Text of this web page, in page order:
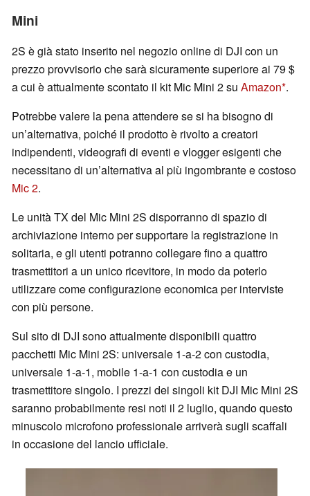
Mini
2S è già stato inserito nel negozio online di DJI con un
prezzo provvisorio che sarà sicuramente superiore ai 79 $
a cui è attualmente scontato il kit Mic Mini 2 su Amazon .
Potrebbe valere la pena attendere se si ha bisogno di
un’alternativa, poiché il prodotto è rivolto a creatori
indipendenti, videografi di eventi e vlogger esigenti che
necessitano di un’alternativa al più ingombrante e costoso
Mic 2.
Le unità TX del Mic Mini 2S disporranno di spazio di
archiviazione interno per supportare la registrazione in
solitaria, e gli utenti potranno collegare fino a quattro
trasmettitori a un unico ricevitore, in modo da poterlo
utilizzare come configurazione economica per interviste
con più persone.
Sul sito di DJI sono attualmente disponibili quattro
pacchetti Mic Mini 2S: universale 1-a-2 con custodia,
universale 1-a-1, mobile 1-a-1 con custodia e un
trasmettitore singolo. I prezzi dei singoli kit DJI Mic Mini 2S
saranno probabilmente resi noti il 2 luglio, quando questo
minuscolo microfono professionale arriverà sugli scaffali
in occasione del lancio ufficiale.